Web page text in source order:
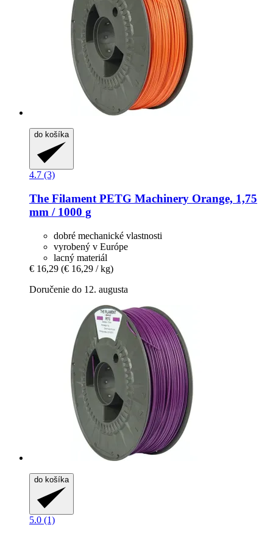
do košíka
4.7 (3)
The Filament PETG Machinery Orange, 1,75
mm / 1000 g
dobré mechanické vlastnosti
vyrobený v Európe
lacný materiál
€ 16,29 (€ 16,29 / kg)
Doručenie do 12. augusta
do košíka
5.0 (1)